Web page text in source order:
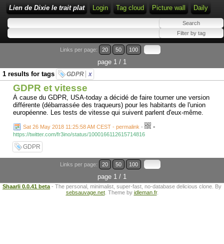
Lien de Dixie le trait plat Login Tag cloud Picture wall Daily
Links per page: 20 50 100
page 1 / 1
1 results for tags
GDPR x
GDPR et vitesse
À cause du GDPR, USA-today a décidé de faire tourner une version
différente (débarrassée des traqueurs) pour les habitants de l'union
européenne. Les tests de vitesse qui suivent parlent d'eux-même.
Sat 26 May 2018 11:25:58 AM CEST - permalink - -
https://twitter.com/fr3ino/status/1000166112615714816
GDPR
Links per page: 20 50 100
page 1 / 1
Shaarli 0.0.41 beta - The personal, minimalist, super-fast, no-database delicious clone. By
sebsauvage.net. Theme by idleman.fr.